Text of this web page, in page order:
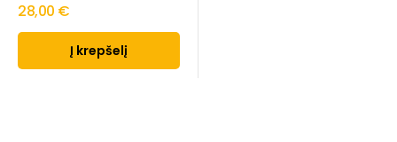
28,00 €
Į krepšelį